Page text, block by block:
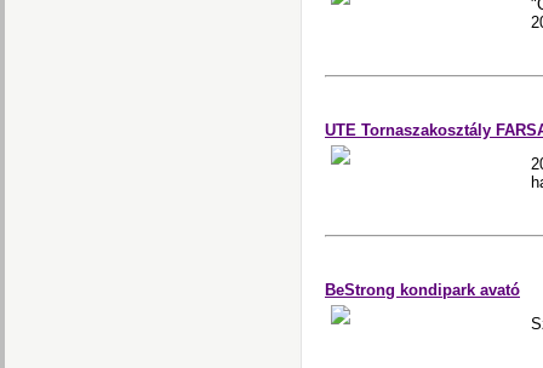
UTE Tornaszakosztály
BeStrong kondipark avató